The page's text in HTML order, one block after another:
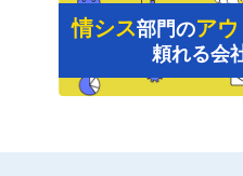
情シス部門のアウ
頼れる会